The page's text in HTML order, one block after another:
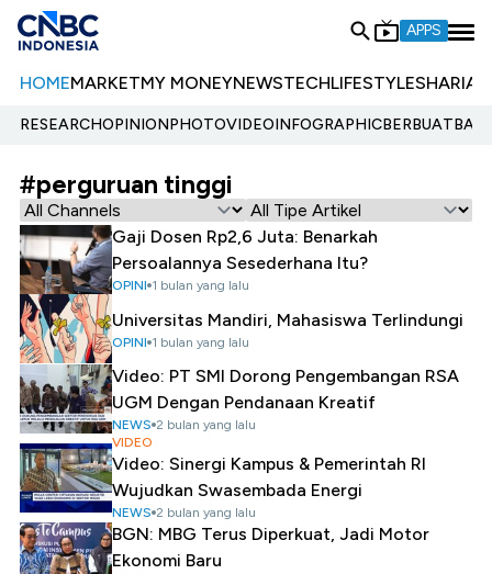
APPS
HOMEMARKETMY MONEYNEWSTECHLIFESTYLESHARIA
RESEARCHOPINIONPHOTOVIDEOINFOGRAPHIC
#perguruan tinggi
Gaji Dosen Rp2,6 Juta: Benarkah
Persoalannya Sesederhana Itu?
OPINI 1 bulan yang lalu
Universitas Mandiri, Mahasiswa Terlindungi
OPINI 1 bulan yang lalu
Video: PT SMI Dorong Pengembangan RSA
UGM Dengan Pendanaan Kreatif
NEWS 2 bulan yang lalu
VIDEO
Video: Sinergi Kampus & Pemerintah RI
Wujudkan Swasembada Energi
NEWS 2 bulan yang lalu
BGN: MBG Terus Diperkuat, Jadi Motor
Ekonomi Baru